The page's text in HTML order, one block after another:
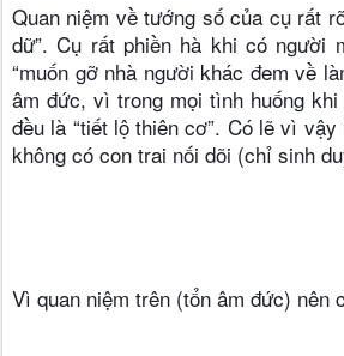
Quan niệm về tướng số của cụ rất
dữ”. Cụ rất phiền hà khi có người
“muốn gỡ nhà người khác đem về
âm đức, vì trong mọi tình huống
đều là “tiết lộ thiên cơ”. Có lẽ vì
không có con trai nối dõi (chỉ sinh
Vì quan niệm trên (tổn âm đức) nên